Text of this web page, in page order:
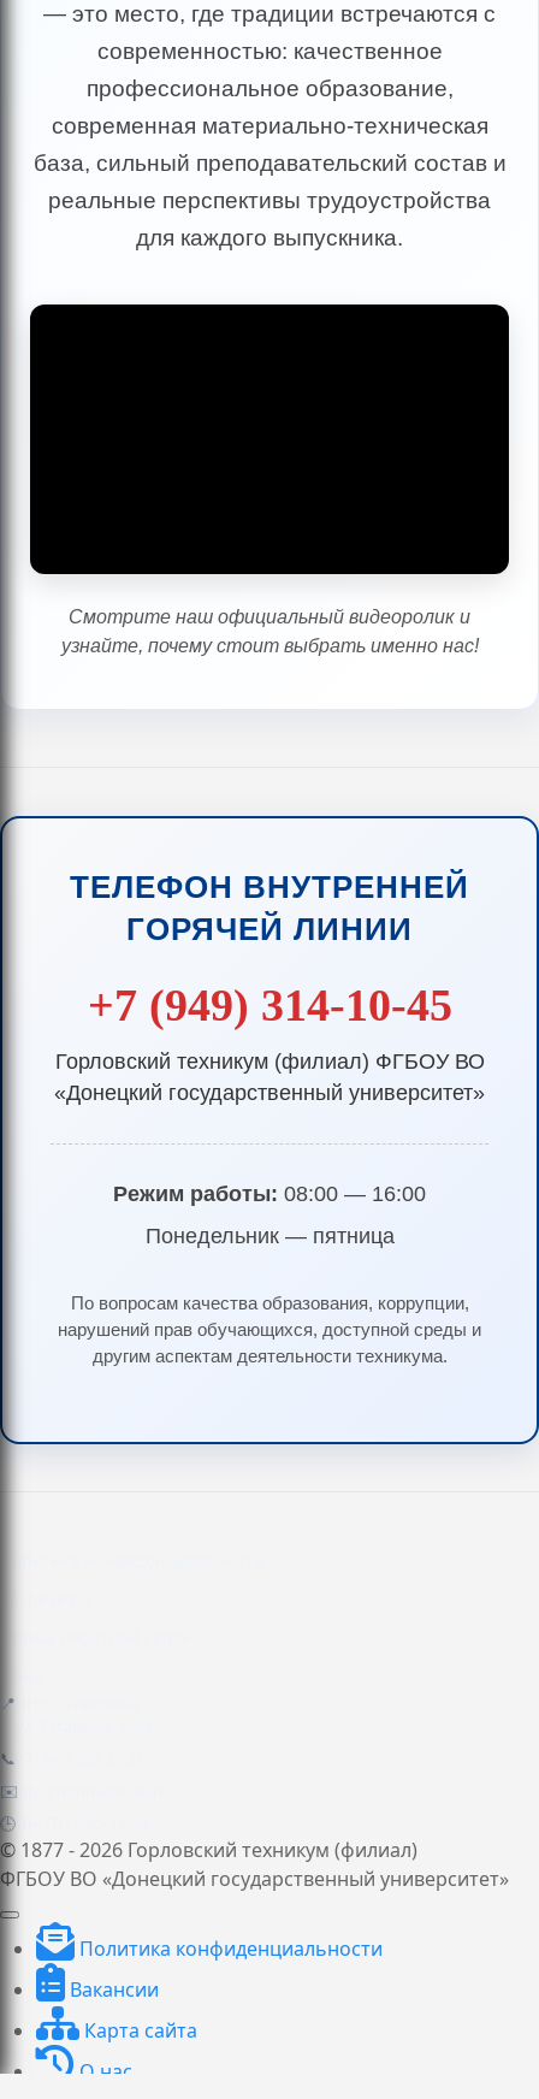
— это место, где традиции встречаются с
современностью: качественное
профессиональное образование,
современная материально-техническая
база, сильный преподавательский состав и
реальные перспективы трудоустройства
для каждого выпускника.
Смотрите наш официальный видеоролик и
узнайте, почему стоит выбрать именно нас!
ТЕЛЕФОН ВНУТРЕННЕЙ
ГОРЯЧЕЙ ЛИНИИ
+7 (949) 314-10-45
Горловский техникум (филиал) ФГБОУ ВО
«Донецкий государственный университет»
Режим работы: 08:00 — 16:00
Понедельник — пятница
По вопросам качества образования, коррупции,
нарушений прав обучающихся, доступной среды и
другим аспектам деятельности техникума.
📍
📞
✉️
🕒
© 1877 - 2026 Горловский техникум (филиал)
ФГБОУ ВО «Донецкий государственный университет»
Политика конфиденциальности
Вакансии
Карта сайта
О нас